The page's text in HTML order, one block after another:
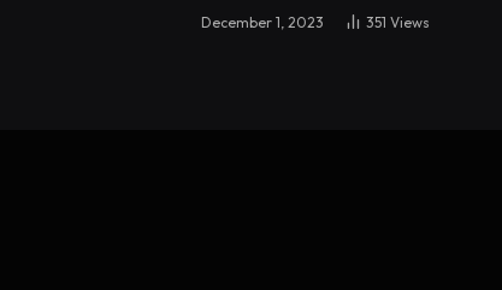
December 1, 2023 351 Views